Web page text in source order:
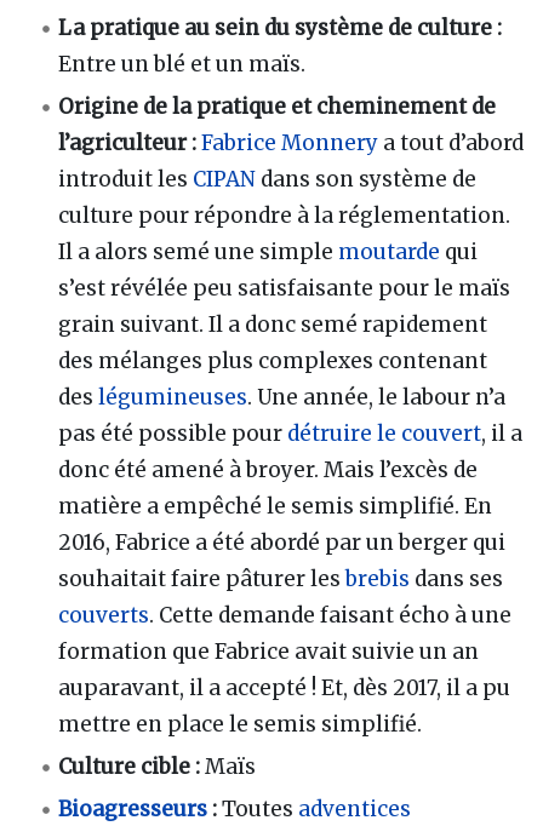
La pratique au sein du système de culture :
Entre un blé et un maïs.
Origine de la pratique et cheminement de
l’agriculteur :Fabrice Monnery a tout d’abord
introduit les CIPAN dans son système de
culture pour répondre à la réglementation.
Il a alors semé une simple moutarde qui
s’est révélée peu satisfaisante pour le maïs
grain suivant. Il a donc semé rapidement
des mélanges plus complexes contenant
deslégumineuses. Une année, le labour n’a
pas été possible pour détruire le couvert, il a
donc été amené à broyer. Mais l’excès de
matière a empêché le semis simplifié. En
2016, Fabrice a été abordé par un berger qui
souhaitait faire pâturer lesbrebis dans ses
couverts. Cette demande faisant écho à une
formation que Fabrice avait suivie un an
auparavant, il a accepté ! Et, dès 2017, il a pu
mettre en place le semis simplifié.
Culture cible :Maïs
Bioagresseurs :Toutes adventices